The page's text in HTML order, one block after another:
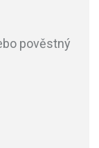
pověstný